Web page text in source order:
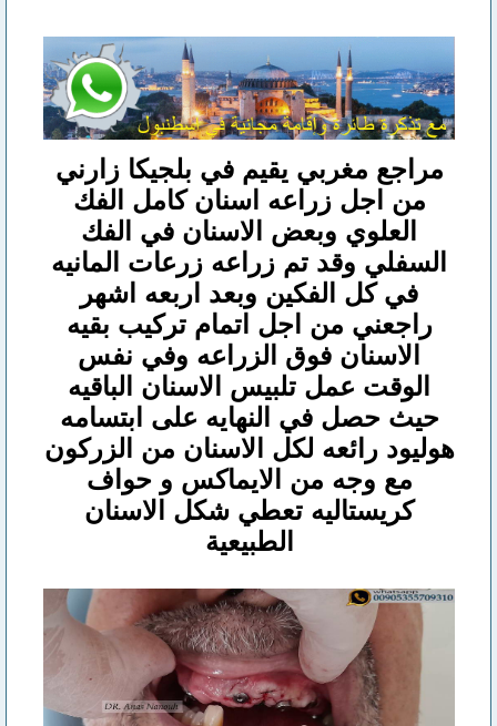
مراجع مغربي يقيم في بلجيكا زارني
من اجل زراعه اسنان كامل الفك
العلوي وبعض الاسنان في الفك
السفلي وقد تم زراعه زرعات المانيه
في كل الفكين وبعد اربعه اشهر
راجعني من اجل اتمام تركيب بقيه
الاسنان فوق الزراعه وفي نفس
الوقت عمل تلبيس الاسنان الباقيه
حيث حصل في النهايه على ابتسامه
هوليود رائعه لكل الاسنان من الزركون
مع وجه من الايماكس و حواف
كريستاليه تعطي شكل الاسنان
الطبيعية